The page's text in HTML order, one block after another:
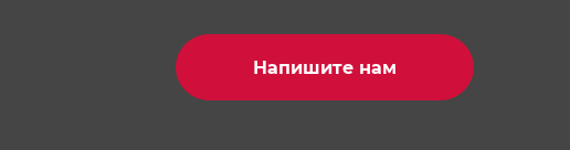
Напишите нам